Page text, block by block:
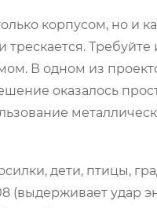
корпусом, но и
В одном из
оказалось
дети, птицы,
(выдерживает удар